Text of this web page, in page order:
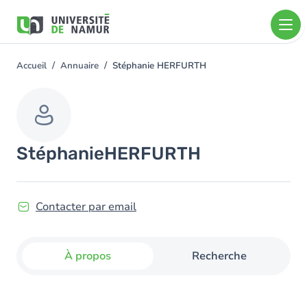
contenu
You
Accueil Annuaire Stéphanie HERFURTH
StéphanieHERFURTH
Contacter par email
À propos Recherche